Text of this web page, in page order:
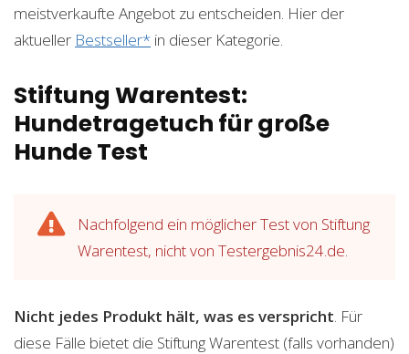
meistverkaufte Angebot zu entscheiden. Hier der
aktueller Bestseller* in dieser Kategorie.
Stiftung Warentest:
Hundetragetuch für große
Hunde Test
Nachfolgend ein möglicher Test von Stiftung
Warentest, nicht von Testergebnis24.de.
Nicht jedes Produkt hält, was es verspricht . Für
diese Fälle bietet die Stiftung Warentest (falls vorhanden)